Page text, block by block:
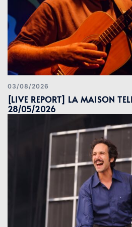
03/08/2026
[LIVE REPORT] LA MAISON
28/05/2026